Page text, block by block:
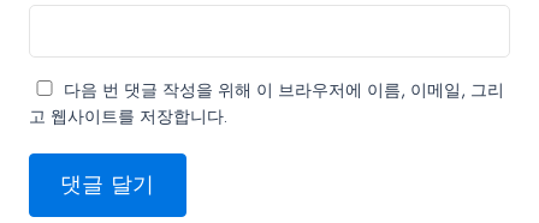
다음 번 댓글 작성을 위해 이 브라우저에 이름, 이메일, 그리
고 웹사이트를 저장합니다.